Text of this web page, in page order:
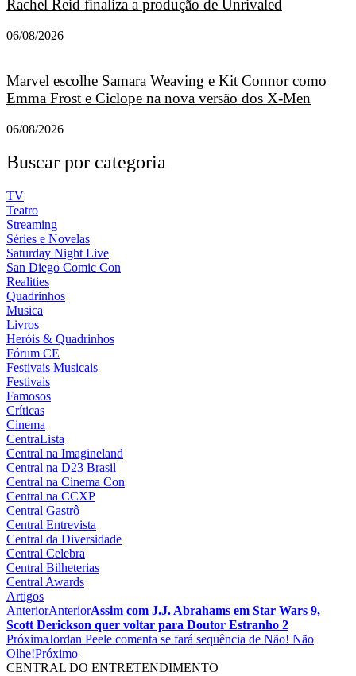
Rachel Reid finaliza a produção de Unrivaled
06/08/2026
Marvel escolhe Samara Weaving e Kit Connor como
Emma Frost e Ciclope na nova versão dos X-Men
06/08/2026
Buscar por categoria
TV
Teatro
Streaming
Séries e Novelas
Saturday Night Live
San Diego Comic Con
Realities
Quadrinhos
Musica
Livros
Heróis & Quadrinhos
Fórum CE
Festivais Musicais
Festivais
Famosos
Críticas
Cinema
CentraLista
Central na Imagineland
Central na D23 Brasil
Central na Cinema Con
Central na CCXP
Central Gastrô
Central Entrevista
Central da Diversidade
Central Celebra
Central Bilheterias
Central Awards
Artigos
AnteriorAnteriorAssim com J.J. Abrahams em Star Wars 9,
Scott Derickson quer voltar para Doutor Estranho 2
PróximaJordan Peele comenta se fará sequência de Não! Não
Olhe!Próximo
CENTRAL DO ENTRETENDIMENTO